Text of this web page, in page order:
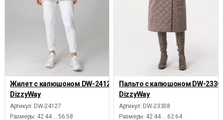
Жилет с капюшоном DW-24127,
DizzyWay
Артикул: DW-24127
Размеры: 42 44 ... 56 58
Пальто с капюшоном DW-
DizzyWay
Артикул: DW-23308
Размеры: 42 44 ... 62 64